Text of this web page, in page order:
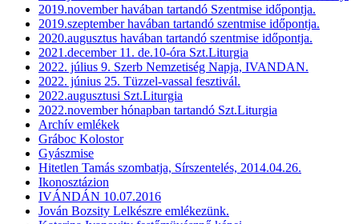
2019.november havában tartandó Szentmise időpontja.
2019.szeptember havában tartandó szentmise időpontja.
2020.augusztus havában tartandó szentmise időpontja.
2021.december 11. de.10-óra Szt.Liturgia
2022. július 9. Szerb Nemzetiség Napja, IVANDAN.
2022. június 25. Tüzzel-vassal fesztivál.
2022.augusztusi Szt.Liturgia
2022.november hónapban tartandó Szt.Liturgia
Archív emlékek
Gráboc Kolostor
Gyászmise
Hitetlen Tamás szombatja, Sírszentelés, 2014.04.26.
Ikonosztázion
IVÁNDÁN 10.07.2016
Jován Bozsity Lelkészre emlékezünk.